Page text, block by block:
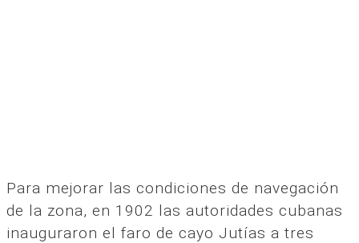
Para mejorar las condiciones de navegación
de la zona, en 1902 las autoridades cubanas
inauguraron el faro de cayo Jutías a tres